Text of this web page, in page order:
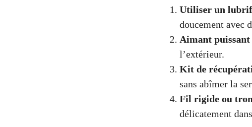
Utiliser un
doucement avec
Aimant puissant
l’extérieur.
Kit de
sans abîmer la
Fil rigide ou
délicatement